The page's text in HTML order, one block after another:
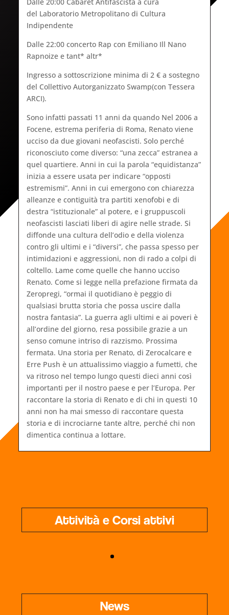
Dalle 20:00 Cabaret Antifascista a cura
del Laboratorio Metropolitano di Cultura
Indipendente
Dalle 22:00 concerto Rap con Emiliano Ill Nano
Rapnoize e tant* altr*
Ingresso a sottoscrizione minima di 2 € a sostegno
del Collettivo Autorganizzato Swamp(con Tessera
ARCI).
Sono infatti passati 11 anni da quando Nel 2006 a
Focene, estrema periferia di Roma, Renato viene
ucciso da due giovani neofascisti. Solo perché
riconosciuto come diverso: “una zecca” estranea a
quel quartiere. Anni in cui la parola “equidistanza”
inizia a essere usata per indicare “opposti
estremismi”. Anni in cui emergono con chiarezza
alleanze e contiguità tra partiti xenofobi e di
destra “istituzionale” al potere, e i gruppuscoli
neofascisti lasciati liberi di agire nelle strade. Si
diffonde una cultura dell’odio e della violenza
contro gli ultimi e i “diversi”, che passa spesso per
intimidazioni e aggressioni, non di rado a colpi di
coltello. Lame come quelle che hanno ucciso
Renato. Come si legge nella prefazione firmata da
Zeropregi, “ormai il quotidiano è peggio di
qualsiasi brutta storia che possa uscire dalla
nostra fantasia”. La guerra agli ultimi e ai poveri è
all’ordine del giorno, resa possibile grazie a un
senso comune intriso di razzismo. Prossima
fermata. Una storia per Renato, di Zerocalcare e
Erre Push è un attualissimo viaggio a fumetti, che
va ritroso nel tempo lungo questi dieci anni così
importanti per il nostro paese e per l’Europa. Per
raccontare la storia di Renato e di chi in questi 10
anni non ha mai smesso di raccontare questa
storia e di incrociarne tante altre, perché chi non
dimentica continua a lottare.
Attività e Corsi attivi
News